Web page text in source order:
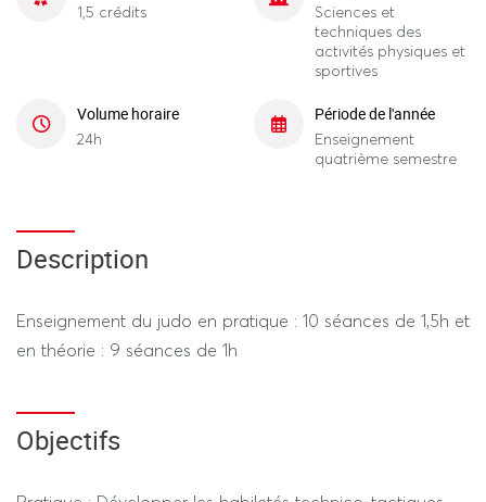
1,5 crédits
Sciences et
techniques des
activités physiques et
sportives
Volume horaire
24h
Période de l'année
Enseignement
quatrième semestre
Description
Enseignement du judo en pratique : 10 séances de 1,5h et
en théorie : 9 séances de 1h
Objectifs